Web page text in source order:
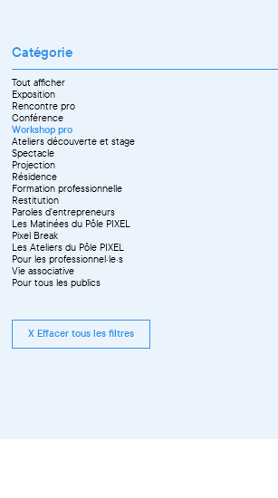
Catégorie
Tout afficher
Exposition
Rencontre pro
Conférence
Workshop pro
Ateliers découverte et stage
Spectacle
Projection
Résidence
Formation professionnelle
Restitution
Paroles d'entrepreneurs
Les Matinées du Pôle PIXEL
Pixel Break
Les Ateliers du Pôle PIXEL
Pour les professionnel·le·s
Vie associative
Pour tous les publics
X Effacer tous les filtres